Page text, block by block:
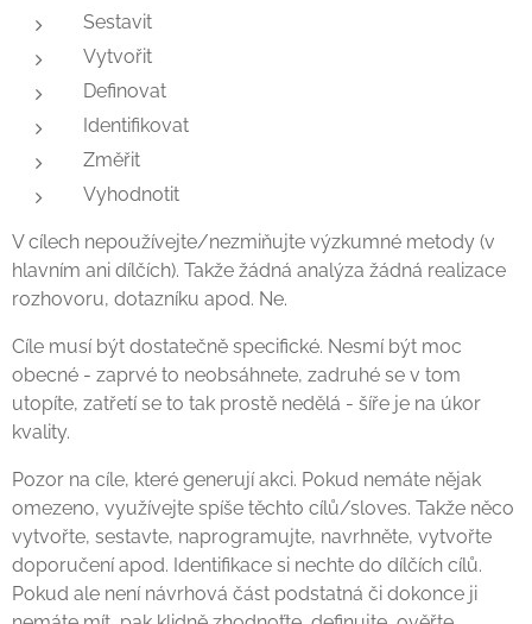
Sestavit
Vytvořit
Definovat
Identifikovat
Změřit
Vyhodnotit
V cílech nepoužívejte/nezmiňujte výzkumné metody (v
hlavním ani dílčích). Takže žádná analýza žádná realizace
rozhovoru, dotazníku apod. Ne.
Cíle musí být dostatečně specifické. Nesmí být moc
obecné - zaprvé to neobsáhnete, zadruhé se v tom
utopíte, zatřetí se to tak prostě nedělá - šíře je na úkor
kvality.
Pozor na cíle, které generují akci. Pokud nemáte nějak
omezeno, využívejte spíše těchto cílů/sloves. Takže něco
vytvořte, sestavte, naprogramujte, navrhněte, vytvořte
doporučení apod. Identifikace si nechte do dílčích cílů.
Pokud ale není návrhová část podstatná či dokonce ji